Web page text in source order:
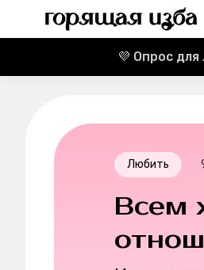
Реклама
💜 Опрос
Любить
Всем